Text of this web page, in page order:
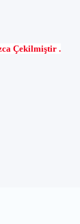
Çekilmiştir .